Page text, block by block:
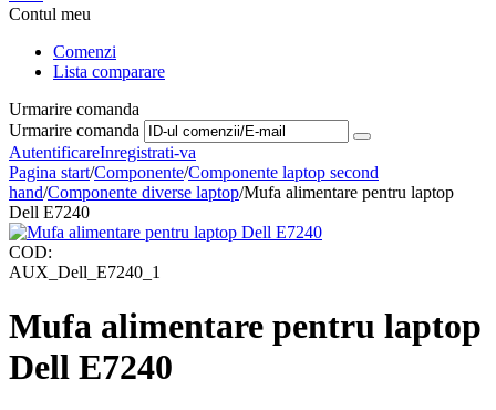
Contul meu
Comenzi
Lista comparare
Urmarire comanda
Urmarire comanda
AutentificareInregistrati-va
Pagina start/Componente/Componente laptop second
hand/Componente diverse laptop/Mufa alimentare pentru laptop
Dell E7240
COD:
AUX_Dell_E7240_1
Mufa alimentare pentru laptop
Dell E7240